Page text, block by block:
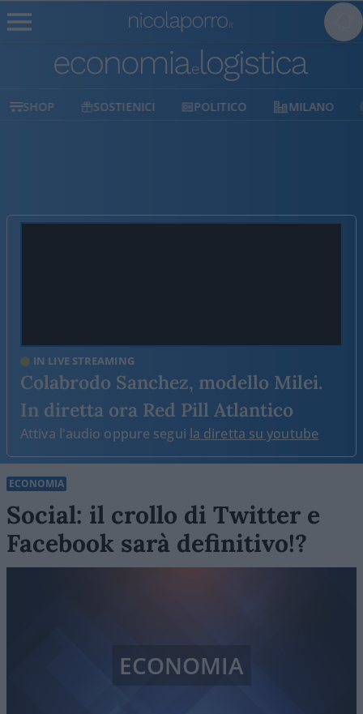
SHOP SOSTIENICI POLITICO MILANO
IN LIVE STREAMING
Colabrodo Sanchez, modello Milei.
In diretta ora Red Pill Atlantico
Attiva l'audio oppure segui la diretta su youtube
ECONOMIA
Social: il crollo di Twitter e
Facebook sarà definitivo!?
ECONOMIA